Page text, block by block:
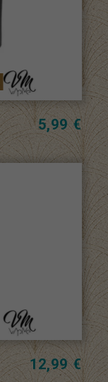
5,99 €
12,99 €